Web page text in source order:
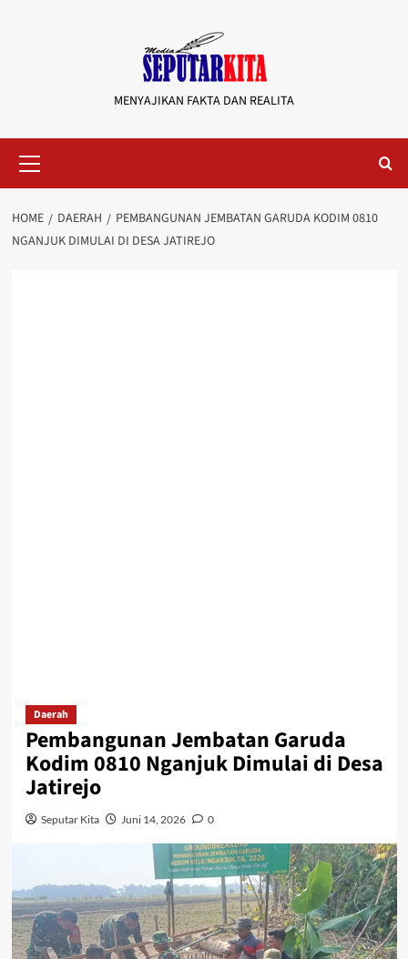
MENYAJIKAN FAKTA DAN REALITA
Menu
HOME DAERAH
PEMBANGUNAN JEMBATAN GARUDA KODIM 0810
NGANJUK DIMULAI DI DESA JATIREJO
Daerah
Pembangunan Jembatan Garuda
Kodim 0810 Nganjuk Dimulai di Desa
Jatirejo
Seputar Kita Juni 14, 2026 0